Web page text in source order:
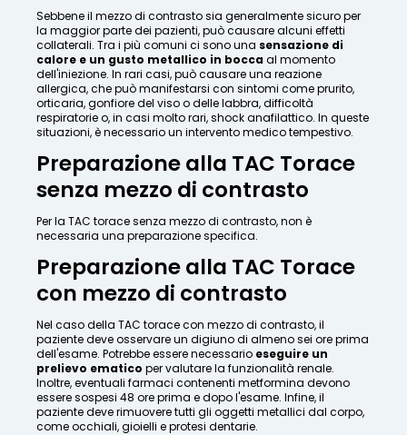
Sebbene il mezzo di contrasto sia generalmente sicuro per
la maggior parte dei pazienti, può causare alcuni effetti
collaterali. Tra i più comuni ci sono una sensazione di
calore e un gusto metallico in boccaal momento
dell'iniezione. In rari casi, può causare una reazione
allergica, che può manifestarsi con sintomi come prurito,
orticaria, gonfiore del viso o delle labbra, difficoltà
respiratorie o, in casi molto rari, shock anafilattico. In queste
situazioni, è necessario un intervento medico tempestivo.
Preparazione alla TAC Torace
senza mezzo di contrasto
Per la TAC torace senza mezzo di contrasto, non è
necessaria una preparazione specifica.
Preparazione alla TAC Torace
con mezzo di contrasto
Nel caso della TAC torace con mezzo di contrasto, il
paziente deve osservare un digiuno di almeno sei ore prima
dell'esame. Potrebbe essere necessario eseguire un
prelievo ematico per valutare la funzionalità renale.
Inoltre, eventuali farmaci contenenti metformina devono
essere sospesi 48 ore prima e dopo l'esame. Infine, il
paziente deve rimuovere tutti gli oggetti metallici dal corpo,
come occhiali, gioielli e protesi dentarie.